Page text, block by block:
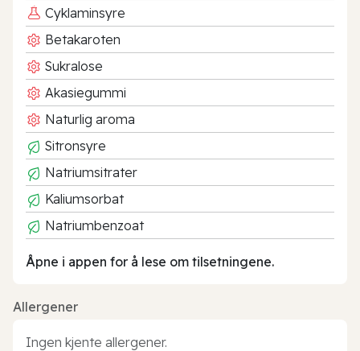
Cyklaminsyre
Betakaroten
Sukralose
Akasiegummi
Naturlig aroma
Sitronsyre
Natriumsitrater
Kaliumsorbat
Natriumbenzoat
Åpne i appen for å lese om tilsetningene.
Allergener
Ingen kjente allergener.